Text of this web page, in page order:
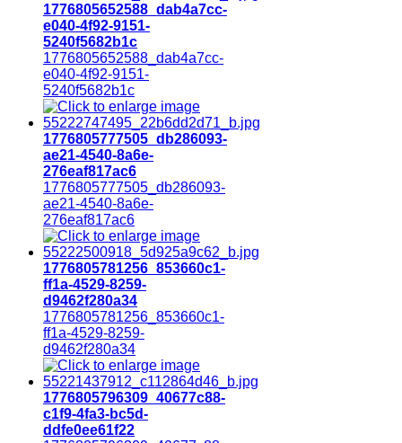
1776805652588_dab4a7cc-
e040-4f92-9151-
5240f5682b1c
1776805652588_dab4a7cc-
e040-4f92-9151-
5240f5682b1c
1776805777505_db286093-
ae21-4540-8a6e-
276eaf817ac6
1776805777505_db286093-
ae21-4540-8a6e-
276eaf817ac6
1776805781256_853660c1-
ff1a-4529-8259-
d9462f280a34
1776805781256_853660c1-
ff1a-4529-8259-
d9462f280a34
1776805796309_40677c88-
c1f9-4fa3-bc5d-
ddfe0ee61f22